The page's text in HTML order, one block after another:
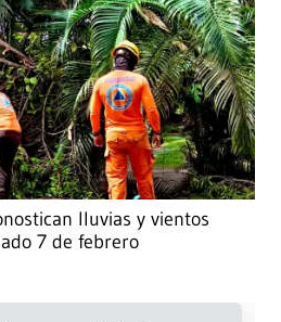
lluvias y vientos
7 de febrero